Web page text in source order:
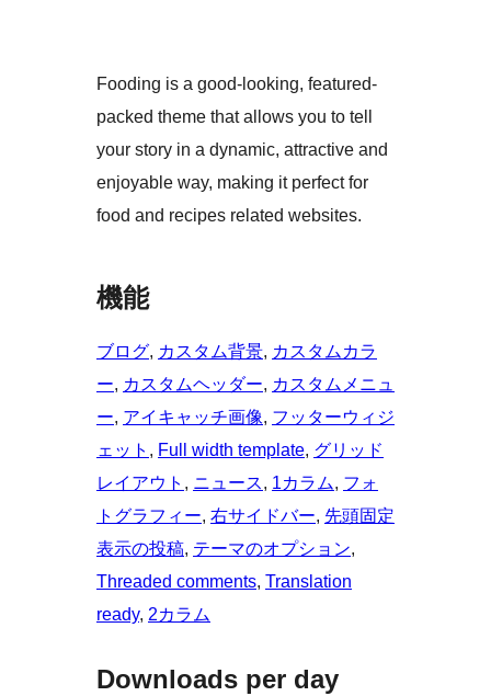
Fooding is a good-looking, featured-
packed theme that allows you to tell
your story in a dynamic, attractive and
enjoyable way, making it perfect for
food and recipes related websites.
機能
ブログ, カスタム背景, カスタムカラ
ー, カスタムヘッダー, カスタムメニュ
ー, アイキャッチ画像, フッターウィジ
ェット , Full width template, グリッド
レイアウト , ニュース, 1カラム, フォ
トグラフィー, 右サイドバー, 先頭固定
表示の投稿, テーマのオプション
Threaded comments, Translation
ready, 2カラム
Downloads per day